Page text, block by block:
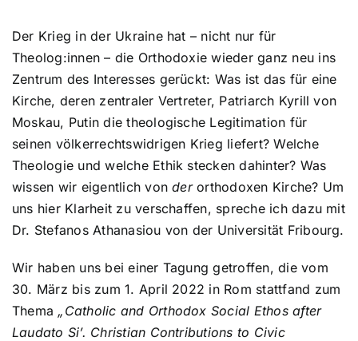
Der Krieg in der Ukraine hat – nicht nur für
Theolog:innen – die Orthodoxie wieder ganz neu ins
Zentrum des Interesses gerückt: Was ist das für eine
Kirche, deren zentraler Vertreter, Patriarch Kyrill von
Moskau, Putin die theologische Legitimation für
seinen völkerrechtswidrigen Krieg liefert? Welche
Theologie und welche Ethik stecken dahinter? Was
wissen wir eigentlich vonderorthodoxen Kirche? Um
uns hier Klarheit zu verschaffen, spreche ich dazu mit
Dr. Stefanos Athanasiou von der Universität Fribourg.
Wir haben uns bei einer Tagung getroffen, die vom
30. März bis zum 1. April 2022 in Rom stattfand zum
Thema „Catholic and Orthodox Social Ethos after
Laudato Si’. Christian Contributions to Civic